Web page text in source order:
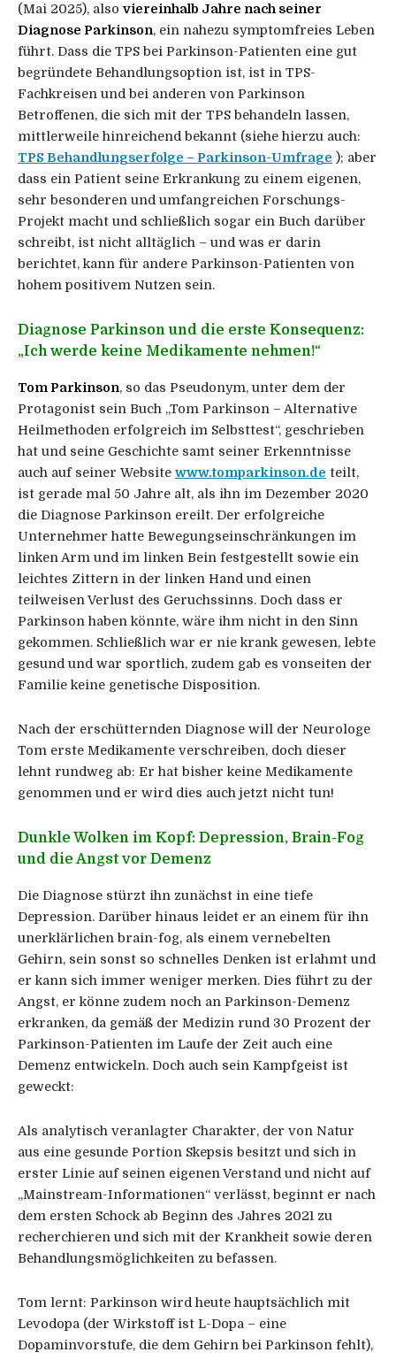
(Mai 2025), also viereinhalb Jahre nach seiner
Diagnose Parkinson, ein nahezu symptomfreies Leben
führt. Dass die TPS bei Parkinson-Patienten eine gut
begründete Behandlungsoption ist, ist in TPS-
Fachkreisen und bei anderen von Parkinson
Betroffenen, die sich mit der TPS behandeln lassen,
mittlerweile hinreichend bekannt (siehe hierzu auch:
TPS Behandlungserfolge – Parkinson-Umfrage ); aber
dass ein Patient seine Erkrankung zu einem eigenen,
sehr besonderen und umfangreichen Forschungs-
Projekt macht und schließlich sogar ein Buch darüber
schreibt, ist nicht alltäglich – und was er darin
berichtet, kann für andere Parkinson-Patienten von
hohem positivem Nutzen sein.
Diagnose Parkinson und die erste Konsequenz:
„Ich werde keine Medikamente nehmen!“
Tom Parkinson, so das Pseudonym, unter dem der
Protagonist sein Buch „Tom Parkinson – Alternative
Heilmethoden erfolgreich im Selbsttest“, geschrieben
hat und seine Geschichte samt seiner Erkenntnisse
auch auf seiner Website www.tomparkinson.de teilt,
ist gerade mal 50 Jahre alt, als ihn im Dezember 2020
die Diagnose Parkinson ereilt. Der erfolgreiche
Unternehmer hatte Bewegungseinschränkungen im
linken Arm und im linken Bein festgestellt sowie ein
leichtes Zittern in der linken Hand und einen
teilweisen Verlust des Geruchssinns. Doch dass er
Parkinson haben könnte, wäre ihm nicht in den Sinn
gekommen. Schließlich war er nie krank gewesen, lebte
gesund und war sportlich, zudem gab es vonseiten der
Familie keine genetische Disposition.
Nach der erschütternden Diagnose will der Neurologe
Tom erste Medikamente verschreiben, doch dieser
lehnt rundweg ab: Er hat bisher keine Medikamente
genommen und er wird dies auch jetzt nicht tun!
Dunkle Wolken im Kopf: Depression, Brain-Fog
und die Angst vor Demenz
Die Diagnose stürzt ihn zunächst in eine tiefe
Depression. Darüber hinaus leidet er an einem für ihn
unerklärlichen brain-fog, als einem vernebelten
Gehirn, sein sonst so schnelles Denken ist erlahmt und
er kann sich immer weniger merken. Dies führt zu der
Angst, er könne zudem noch an Parkinson-Demenz
erkranken, da gemäß der Medizin rund 30 Prozent der
Parkinson-Patienten im Laufe der Zeit auch eine
Demenz entwickeln. Doch auch sein Kampfgeist ist
geweckt:
Als analytisch veranlagter Charakter, der von Natur
aus eine gesunde Portion Skepsis besitzt und sich in
erster Linie auf seinen eigenen Verstand und nicht auf
„Mainstream-Informationen“ verlässt, beginnt er nach
dem ersten Schock ab Beginn des Jahres 2021 zu
recherchieren und sich mit der Krankheit sowie deren
Behandlungsmöglichkeiten zu befassen.
Tom lernt: Parkinson wird heute hauptsächlich mit
Levodopa (der Wirkstoff ist L-Dopa – eine
Dopaminvorstufe, die dem Gehirn bei Parkinson fehlt),